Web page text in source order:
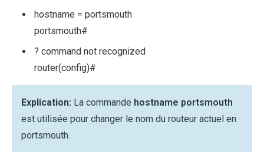
hostname = portsmouth
portsmouth#
? command not recognized
router(config)#
Explication: La commande hostname portsmouth
est utilisée pour changer le nom du routeur actuel en
portsmouth.